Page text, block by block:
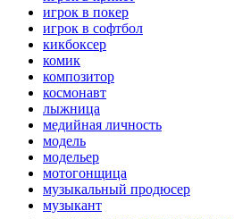
игрок в покер
игрок в софтбол
кикбоксер
комик
композитор
космонавт
лыжница
медийная личность
модель
модельер
мотогонщица
музыкальный продюсер
музыкант